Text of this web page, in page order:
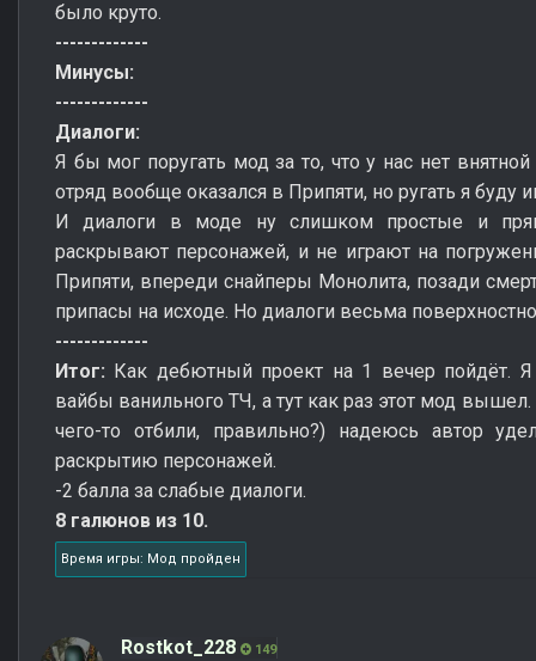
было круто.
-------------
Минусы:
-------------
Диалоги:
Я бы мог поругать мод за то, что у нас нет
отряд вообще оказался в Припяти, но ругать я буду
И диалоги в моде ну слишком простые и
раскрывают персонажей, и не играют на
Припяти, впереди снайперы Монолита, позади
припасы на исходе. Но диалоги весьма
-------------
Итог: Как дебютный проект на 1 вечер пойдёт.
вайбы ванильного ТЧ, а тут как раз этот мод
чего-то отбили, правильно?) надеюсь автор
раскрытию персонажей.
-2 балла за слабые диалоги.
8 галюнов из 10.
Время игры: Мод пройден
Rostkot_228 149